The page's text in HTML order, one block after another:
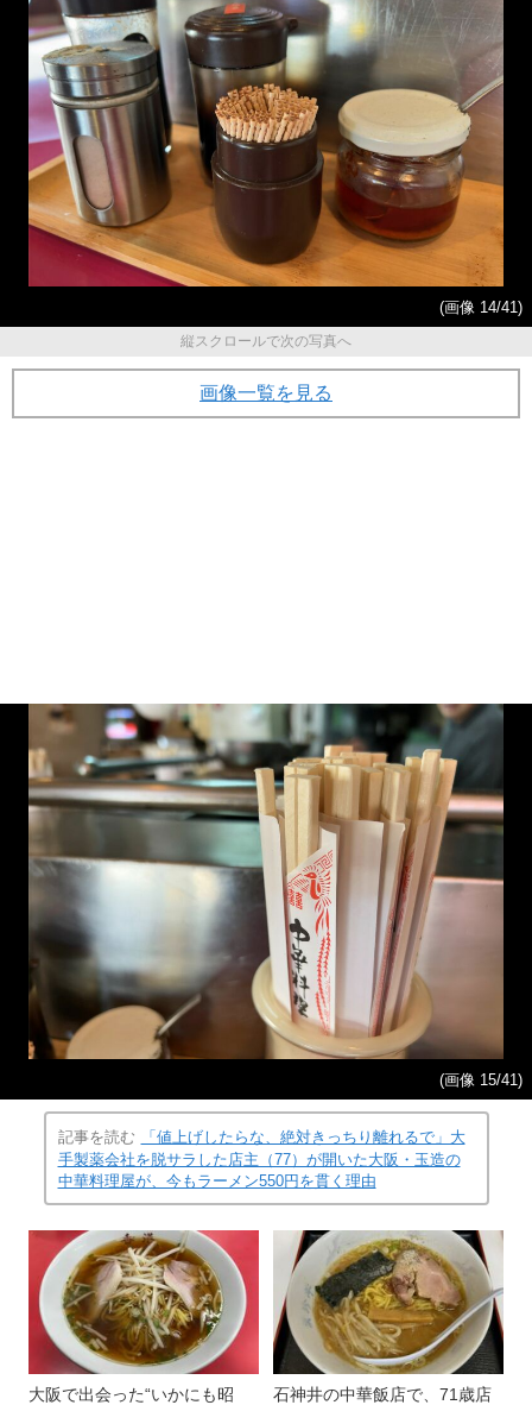
(画像 14/41)
縦スクロールで次の写真へ
画像一覧を見る
(画像 15/41)
記事を読む
「値上げしたらな、絶対きっちり離れるで」大
手製薬会社を脱サラした店主（77）が開いた大阪・玉造の
中華料理屋が、今もラーメン550円を貫く理由
大阪で出会った“いかにも昭
石神井の中華飯店で、71歳店